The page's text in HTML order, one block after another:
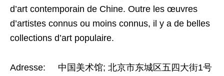
d’art contemporain de Chine. Outre les œuvres
d’artistes connus ou moins connus, il y a de belles
collections d’art populaire.
Adresse: 中国美术馆; 北京市东城区五四大街1号